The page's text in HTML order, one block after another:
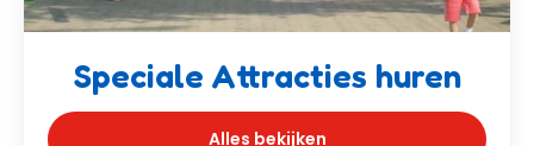
Speciale Attracties huren
Alles bekijken